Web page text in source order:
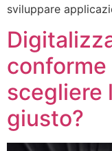
sviluppare
conforme
scegliere
giusto?